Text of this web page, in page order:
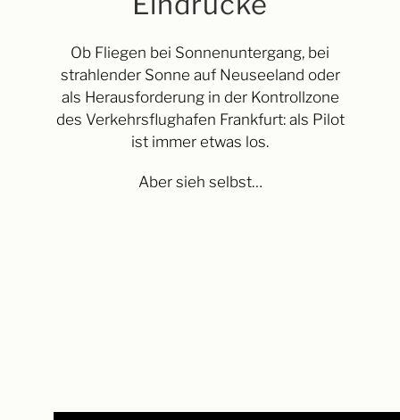
Ob Fliegen bei Sonnenuntergang, bei
strahlender Sonne auf Neuseeland oder
als Herausforderung in der Kontrollzone
des Verkehrsflughafen Frankfurt: als Pilot
ist immer etwas los.
Aber sieh selbst…